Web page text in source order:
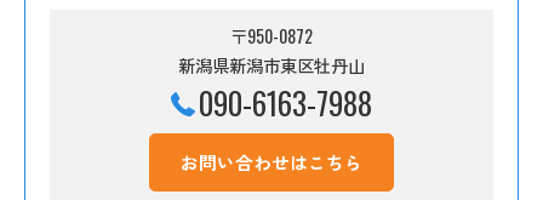
〒950-0872
新潟県新潟市東区牡丹山
090-6163-7988
お問い合わせはこちら